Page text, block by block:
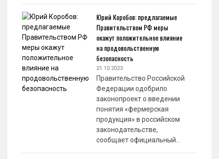
Юрий Коробов: предлагаемые
Правительством РФ меры
окажут положительное влияние
на продовольственную
безопасность
21.10.2023
Правительство Российской
Федерации одобрило
законопроект о введении
понятия «фермерская
продукция» в российском
законодательстве,
сообщает официальный…